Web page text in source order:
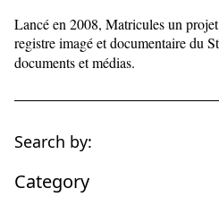
Lancé en 2008, Matricules un
registre imagé et documentaire du
documents et médias.
Search by:
Category